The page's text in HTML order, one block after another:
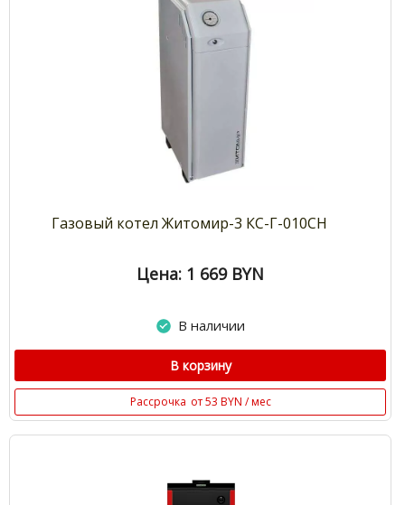
Газовый котел Житомир-3 КС-Г-010СН
Цена: 1 669 BYN
В наличии
В корзину
Рассрочка от 53 BYN / мес